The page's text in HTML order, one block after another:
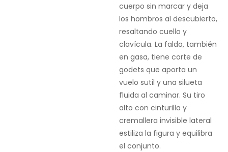
cuerpo sin marcar y deja
los hombros al descubierto,
resaltando cuello y
clavícula. La falda, también
en gasa, tiene corte de
godets que aporta un
vuelo sutil y una silueta
fluida al caminar. Su tiro
alto con cinturilla y
cremallera invisible lateral
estiliza la figura y equilibra
el conjunto.